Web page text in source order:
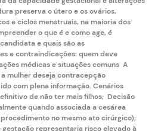
preserva o útero e os ovários,
e ciclos menstruais, na maioria dos
o que é e como age, é
e quais são as
e contraindicações: quem deve
médicas e situações comuns A
mulher deseja contracepção
com plena informação. Cenários
de não ter mais filhos; Decisão
quando associada a cesárea
no mesmo ato cirúrgico);
representaria risco elevado à